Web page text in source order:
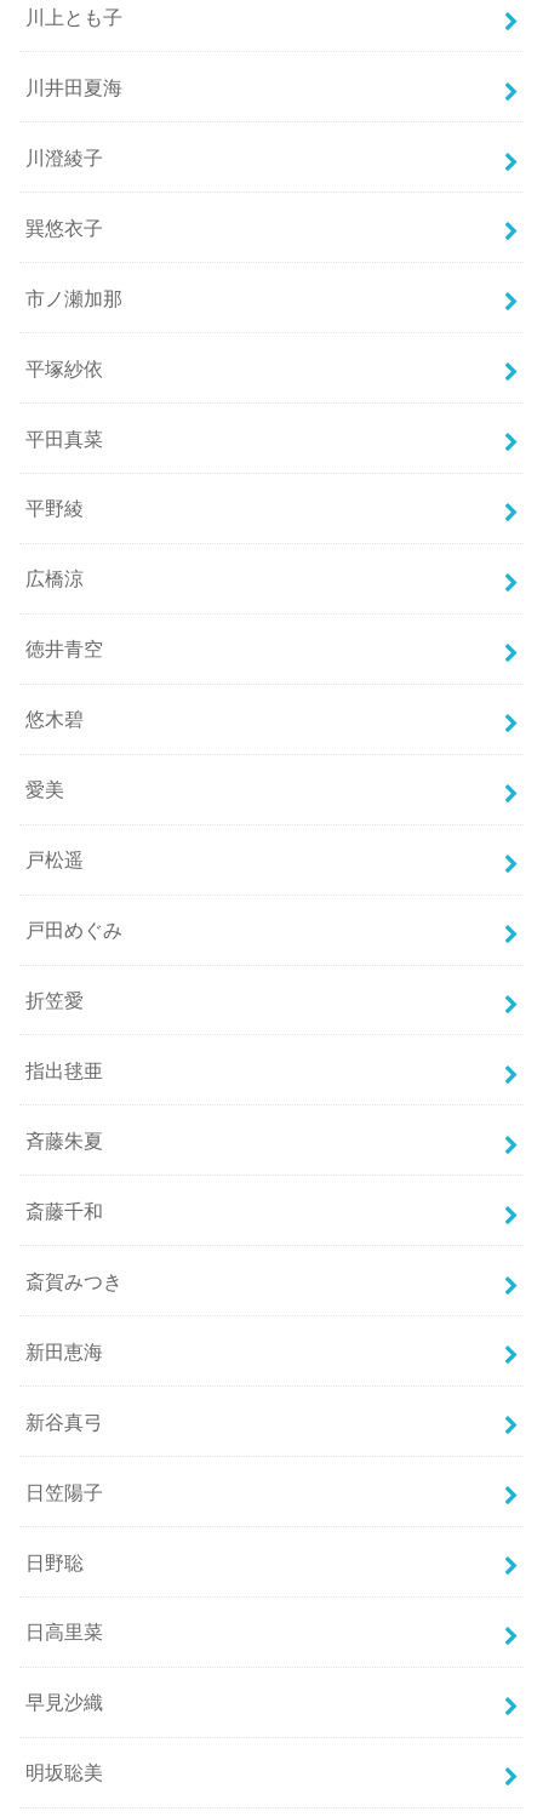
川上とも子
川井田夏海
川澄綾子
巽悠衣子
市ノ瀬加那
平塚紗依
平田真菜
平野綾
広橋涼
徳井青空
悠木碧
愛美
戸松遥
戸田めぐみ
折笠愛
指出毬亜
斉藤朱夏
斎藤千和
斎賀みつき
新田恵海
新谷真弓
日笠陽子
日野聡
日高里菜
早見沙織
明坂聡美